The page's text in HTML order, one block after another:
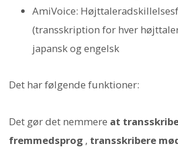
AmiVoice:
(transskription for hver
japansk og engelsk
Det har følgende funktioner:
Det gør det nemmere at
fremmedsprog , transskribere